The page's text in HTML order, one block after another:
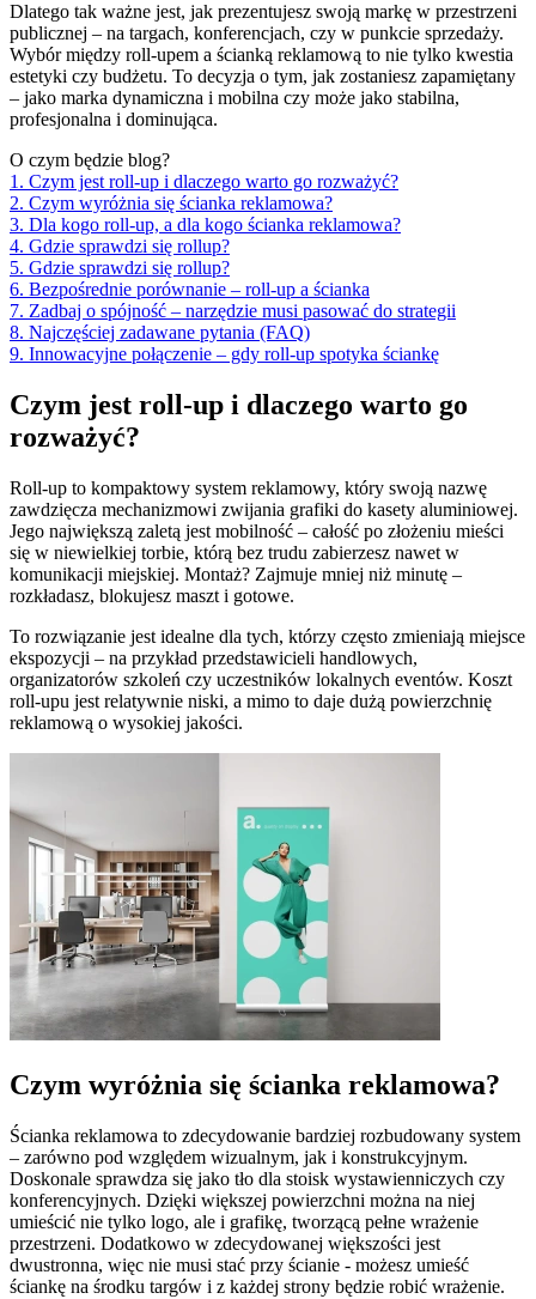
Dlatego tak ważne jest, jak prezentujesz swoją markę w przestrzeni
publicznej – na targach, konferencjach, czy w punkcie sprzedaży.
Wybór między roll-upem a ścianką reklamową to nie tylko kwestia
estetyki czy budżetu. To decyzja o tym, jak zostaniesz zapamiętany
– jako marka dynamiczna i mobilna czy może jako stabilna,
profesjonalna i dominująca.
O czym będzie blog?
1. Czym jest roll‑up i dlaczego warto go rozważyć?
2. Czym wyróżnia się ścianka reklamowa?
3. Dla kogo roll-up, a dla kogo ścianka reklamowa?
4. Gdzie sprawdzi się rollup?
5. Gdzie sprawdzi się rollup?
6. Bezpośrednie porównanie – roll-up a ścianka
7. Zadbaj o spójność – narzędzie musi pasować do strategii
8. Najczęściej zadawane pytania (FAQ)
9. Innowacyjne połączenie – gdy roll-up spotyka ściankę
Czym jest roll‑up i dlaczego warto go
rozważyć?
Roll-up to kompaktowy system reklamowy, który swoją nazwę
zawdzięcza mechanizmowi zwijania grafiki do kasety aluminiowej.
Jego największą zaletą jest mobilność – całość po złożeniu mieści
się w niewielkiej torbie, którą bez trudu zabierzesz nawet w
komunikacji miejskiej. Montaż? Zajmuje mniej niż minutę –
rozkładasz, blokujesz maszt i gotowe.
To rozwiązanie jest idealne dla tych, którzy często zmieniają miejsce
ekspozycji – na przykład przedstawicieli handlowych,
organizatorów szkoleń czy uczestników lokalnych eventów. Koszt
roll-upu jest relatywnie niski, a mimo to daje dużą powierzchnię
reklamową o wysokiej jakości.
Czym wyróżnia się ścianka reklamowa?
Ścianka reklamowa to zdecydowanie bardziej rozbudowany system
– zarówno pod względem wizualnym, jak i konstrukcyjnym.
Doskonale sprawdza się jako tło dla stoisk wystawienniczych czy
konferencyjnych. Dzięki większej powierzchni można na niej
umieścić nie tylko logo, ale i grafikę, tworzącą pełne wrażenie
przestrzeni. Dodatkowo w zdecydowanej większości jest
dwustronna, więc nie musi stać przy ścianie - możesz umieść
ściankę na środku targów i z każdej strony będzie robić wrażenie.